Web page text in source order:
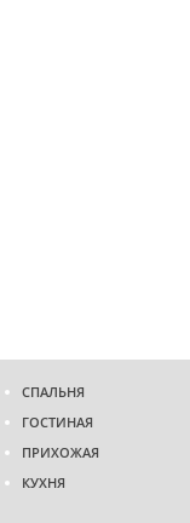
СПАЛЬНЯ
ГОСТИНАЯ
ПРИХОЖАЯ
КУХНЯ